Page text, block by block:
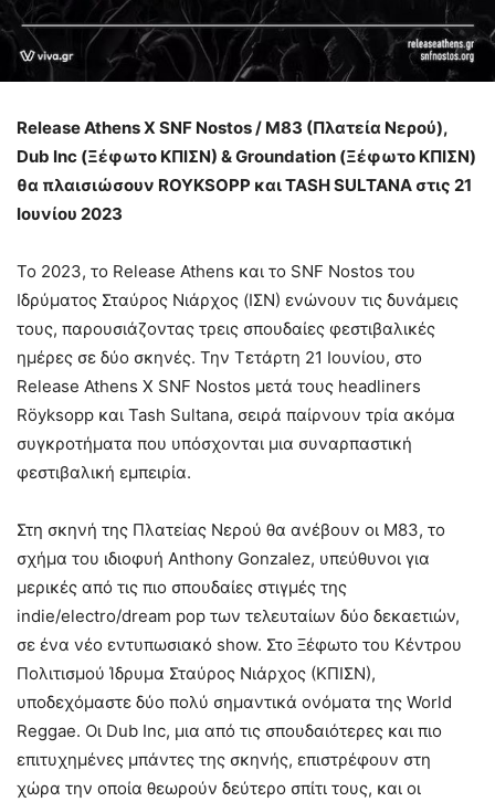
Release Athens X SNF Nostos / M83 (Πλατεία Νερού),
Dub Inc (Ξέφωτο ΚΠΙΣΝ) & Groundation (Ξέφωτο ΚΠΙΣΝ)
θα πλαισιώσουν ROYKSOPP και TASH SULTANA στις 21
Ιουνίου 2023
Το 2023, το Release Athens και το SNF Nostos του
Ιδρύματος Σταύρος Νιάρχος (ΙΣΝ) ενώνουν τις δυνάμεις
τους, παρουσιάζοντας τρεις σπουδαίες φεστιβαλικές
ημέρες σε δύο σκηνές. Την Τετάρτη 21 Ιουνίου, στο
Release Athens X SNF Nostos μετά τους headliners
Röyksopp και Tash Sultana, σειρά παίρνουν τρία ακόμα
συγκροτήματα που υπόσχονται μια συναρπαστική
φεστιβαλική εμπειρία.
Στη σκηνή της Πλατείας Νερού θα ανέβουν οι M83, το
σχήμα του ιδιοφυή Anthony Gonzalez, υπεύθυνοι για
μερικές από τις πιο σπουδαίες στιγμές της
indie/electro/dream pop των τελευταίων δύο δεκαετιών,
σε ένα νέο εντυπωσιακό show. Στο Ξέφωτο του Κέντρου
Πολιτισμού Ίδρυμα Σταύρος Νιάρχος (ΚΠΙΣΝ),
υποδεχόμαστε δύο πολύ σημαντικά ονόματα της World
Reggae. Οι Dub Inc, μια από τις σπουδαιότερες και πιο
επιτυχημένες μπάντες της σκηνής, επιστρέφουν στη
χώρα την οποία θεωρούν δεύτερο σπίτι τους, και οι